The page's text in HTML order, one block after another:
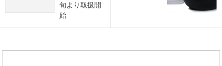
旬より取扱開
始